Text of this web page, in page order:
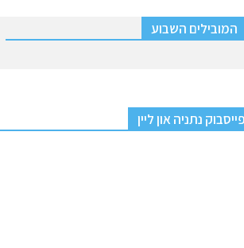
המובילים השבוע
פייסבוק נתניה און ליין